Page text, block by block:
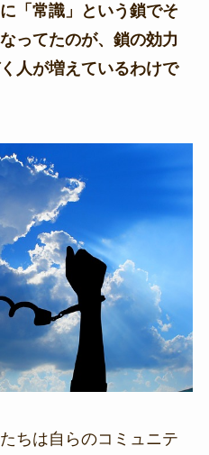
「常識」という鎖でそ
ってたのが、鎖の効力
人が増えているわけで
ちは自らのコミュニテ